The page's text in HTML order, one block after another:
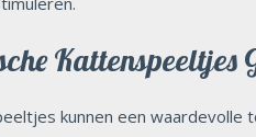
Kattenspeeltjes
kunnen een